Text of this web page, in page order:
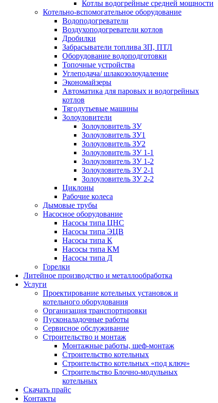
Котлы водогрейные средней мощности
Котельно-вспомогательное оборудование
Водоподогреватели
Воздухоподогреватели котлов
Дробилки
Забрасыватели топлива ЗП, ПТЛ
Оборудование водоподготовки
Топочные устройства
Углеподача/ шлакозолоудаление
Экономайзеры
Автоматика для паровых и водогрейных
котлов
Тягодутьевые машины
Золоуловители
Золоуловитель ЗУ
Золоуловитель ЗУ1
Золоуловитель ЗУ2
Золоуловитель ЗУ 1-1
Золоуловитель ЗУ 1-2
Золоуловитель ЗУ 2-1
Золоуловитель ЗУ 2-2
Циклоны
Рабочие колеса
Дымовые трубы
Насосное оборудование
Насосы типа ЦНС
Насосы типа ЭЦВ
Насосы типа К
Насосы типа КМ
Насосы типа Д
Горелки
Литейное производство и металлообработка
Услуги
Проектирование котельных установок и
котельного оборудования
Организация транспортировки
Пусконаладочные работы
Сервисное обслуживание
Строительство и монтаж
Монтажные работы, шеф-монтаж
Строительство котельных
Строительство котельных «под ключ»
Строительство Блочно-модульных
котельных
Скачать прайс
Контакты